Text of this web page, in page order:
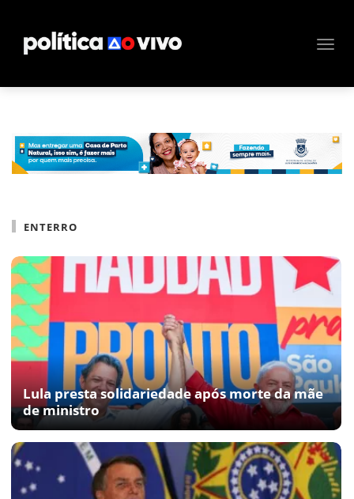
ENTERRO
Lula presta solidariedade após morte da mãe
de ministro